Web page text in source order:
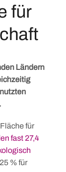
für
Ländern
für
fast 27,4
% für